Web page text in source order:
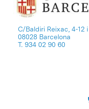
C/Baldiri Reixac, 4-12 i
08028 Barcelona
T. 934 02 90 60